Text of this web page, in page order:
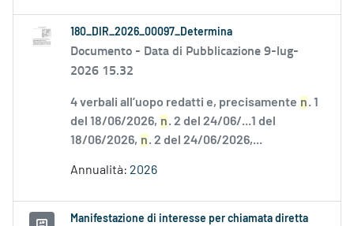
180_DIR_2026_00097_Determina
Documento - Data di Pubblicazione 9-lug-
2026 15.32
4 verbali all’uopo redatti e, precisamente n. 1
del 18/06/2026, n. 2 del 24/06/...1 del
18/06/2026, n. 2 del 24/06/2026,...
Annualità: 2026
Manifestazione di interesse per chiamata diretta